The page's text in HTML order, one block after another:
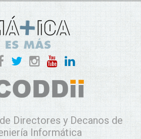
Directores y Decanos de
Informática